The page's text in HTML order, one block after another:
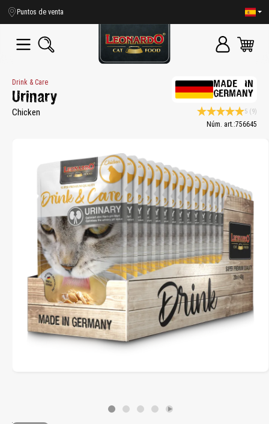
principal
Puntos de venta
Drink & Care
Urinary
Chicken
MADE IN
GERMANY
Calificación
5 (9)
Núm. art.:756645